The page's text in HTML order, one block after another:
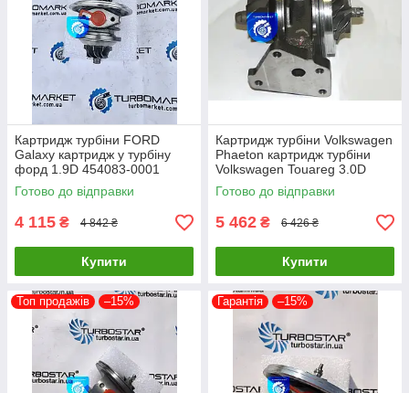
Картридж турбіни FORD
Galaxy картридж у турбіну
форд 1.9D 454083-0001
454065-0002 454082-0001
454097-1
Готово до відправки
4 115 ₴ 4 842 ₴
Купити
Картридж турбіни Volkswagen
Phaeton картридж турбіни
Volkswagen Touareg 3.0D
53049700050 53049700054
Готово до відправки
5 462 ₴ 6 426 ₴
Купити
Топ продажів –15% Гарантія –15%